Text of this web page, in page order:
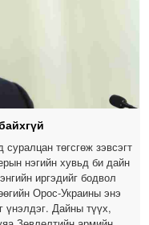
төгсгөж зэвсэгт
нэгийн хувьд би дайн
иргэдийг бодвол
Орос-Украины энэ
үнэлдэг. Дайны түүх,